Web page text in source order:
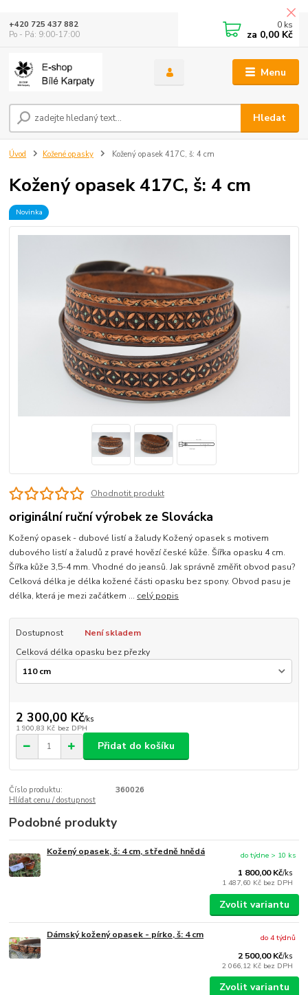
Menu
Hledat
+420 725 437 882
Po - Pá: 9:00-17:00
0 ks
za 0,00 Kč
Úvod Kožené opasky Kožený opasek 417C, š: 4 cm
Kožený opasek 417C, š: 4 cm
Novinka
Ohodnotit produkt
originální ruční výrobek ze Slovácka
Kožený opasek - dubové listí a žaludy Kožený opasek s motivem
dubového listí a žaludů z pravé hovězí české kůže. Šířka opasku 4 cm.
Šířka kůže 3,5-4 mm. Vhodné do jeansů. Jak správně změřit obvod pasu?
Celková délka je délka kožené části opasku bez spony. Obvod pasu je
délka, která je mezi začátkem ... celý popis
Dostupnost
Není skladem
Celková délka opasku bez přezky
2 300,00 Kč/ks
1 900,83 Kč bez DPH
Přidat do košíku
Číslo produktu:
360026
Hlídat cenu / dostupnost
Podobné produkty
Kožený opasek, š: 4 cm, středně hnědá
1 800,00 Kč/ks
1 487,60 Kč bez DPH
do týdne > 10 ks
Zvolit variantu
Dámský kožený opasek - pírko, š: 4 cm
2 500,00 Kč/ks
2 066,12 Kč bez DPH
do 4 týdnů
Zvolit variantu